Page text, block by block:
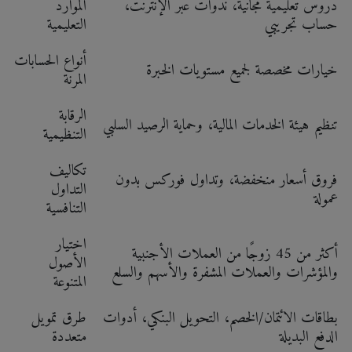
الموارد
التعليمية
دروس تعليمية مجانية، ندوات عبر الإنترنت،
حساب تجريبي
أنواع الحسابات
المرنة
خيارات مخصصة لجميع مستويات الخبرة
الرقابة
التنظيمية
تنظيم هيئة الخدمات المالية، وحماية الرصيد السلبي
تكاليف
التداول
التنافسية
فروق أسعار منخفضة، وتداول فوركس بدون
عمولة
اختيار
الأصول
المتنوعة
أكثر من 45 زوجًا من العملات الأجنبية
والمؤشرات والعملات المشفرة والأسهم والسلع
طرق تمويل
متعددة
بطاقات الائتمان/الخصم، التحويل البنكي، أدوات
الدفع البديلة